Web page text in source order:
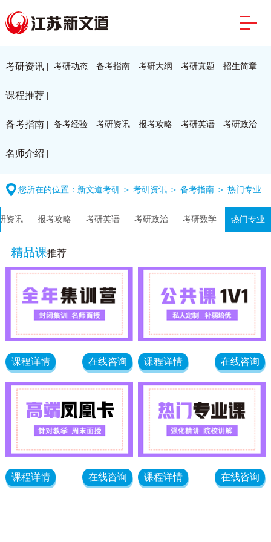
考研资讯 | 考研动态 备考指南 考研大纲 考研真题 招生简章
课程推荐 |
备考指南 | 备考经验 考研资讯 报考攻略 考研英语 考研政治
名师介绍 |
您所在的位置： 新文道考研 ＞ 考研资讯 ＞ 备考指南 ＞ 热门专业
资讯 报考攻略 考研英语 考研政治 考研数学 热门专业
精品课推荐
课程详情 在线咨询 课程详情 在线咨询
课程详情 在线咨询 课程详情 在线咨询